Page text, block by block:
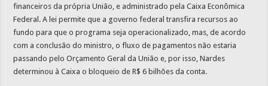
financeiros da própria União, e administrado pela Caixa Econômica
Federal. A lei permite que a governo federal transfira recursos ao
fundo para que o programa seja operacionalizado, mas, de acordo
com a conclusão do ministro, o fluxo de pagamentos não estaria
passando pelo Orçamento Geral da União e, por isso, Nardes
determinou à Caixa o bloqueio de R$ 6 bilhões da conta.